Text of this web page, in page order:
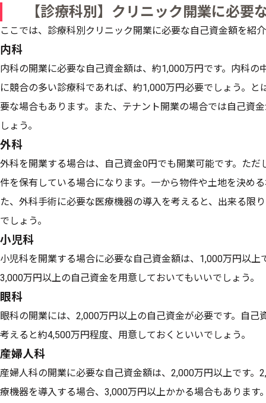
【診療科別】クリニック開業に必要
ここでは、診療科別クリニック開業に必要な自己資金額を紹
内科
内科の開業に必要な自己資金額は、約1,000万円です。内科
に競合の多い診療科であれば、約1,000万円必要でしょう。
要な場合もあります。また、テナント開業の場合では自己資
しょう。
外科
外科を開業する場合は、自己資金0円でも開業可能です。た
件を保有している場合になります。一から物件や土地を決め
た、外科手術に必要な医療機器の導入を考えると、出来る限
でしょう。
小児科
小児科を開業する場合に必要な自己資金額は、1,000万円以
3,000万円以上の自己資金を用意しておいてもいいでしょう。
眼科
眼科の開業には、2,000万円以上の自己資金が必要です。自己
考えると約4,500万円程度、用意しておくといいでしょう。
産婦人科
産婦人科の開業に必要な自己資金額は、2,000万円以上です。
療機器を導入する場合、3,000万円以上かかる場合もあります